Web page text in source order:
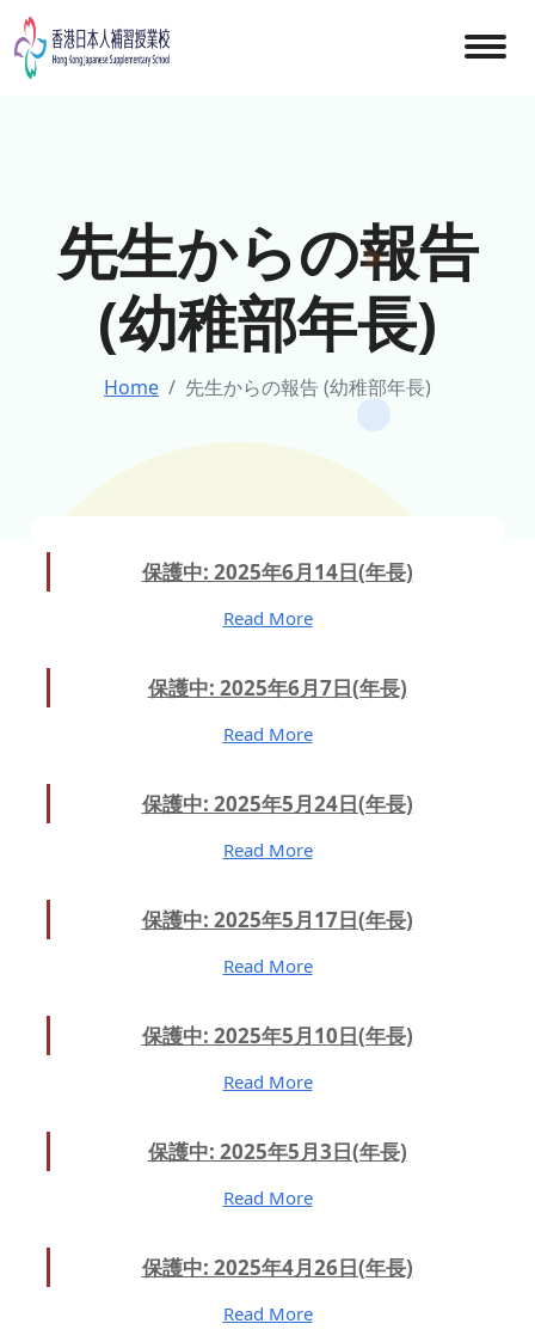
Skip
to
content
先生からの報告
(幼稚部年長)
Home 先生からの報告 (幼稚部年長)
保護中: 2025年6月14日(年長)
Read More
保護中: 2025年6月7日(年長)
Read More
保護中: 2025年5月24日(年長)
Read More
保護中: 2025年5月17日(年長)
Read More
保護中: 2025年5月10日(年長)
Read More
保護中: 2025年5月3日(年長)
Read More
保護中: 2025年4月26日(年長)
Read More